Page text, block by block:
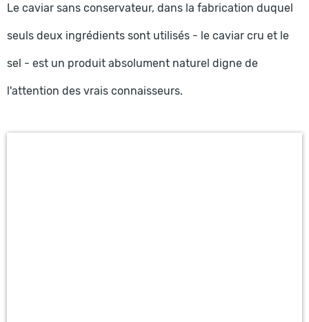
Le caviar sans conservateur, dans la fabrication duquel
seuls deux ingrédients sont utilisés - le caviar cru et le
sel - est un produit absolument naturel digne de
l'attention des vrais connaisseurs.